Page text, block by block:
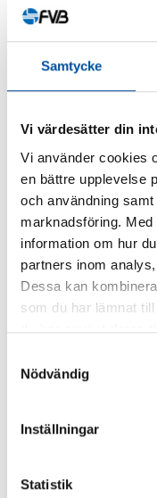
Samtycke
Vi värdesätter din
Vi använder cookies
en bättre upplevelse
och användning
marknadsföring.
information om hur
partners inom
Dessa kan
som du har lämnat
du har använt deras
Nödvändig
Inställningar
Statistik
Fredrik
Karlström
060-67 27 04
060-67 27 11